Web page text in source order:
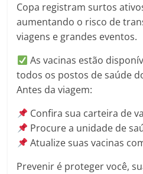
Copa registram surtos
aumentando o risco de
viagens e grandes eventos.
As vacinas estão
todos os postos de saúde
Antes da viagem:
Confira sua carteira de
Procure a unidade de
Atualize suas vacinas
Prevenir é proteger você,